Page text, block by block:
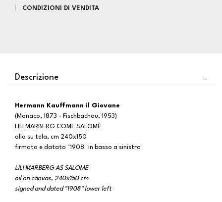
CONDIZIONI DI VENDITA
Descrizione
Hermann Kauffmann il Giovane
(Monaco, 1873 - Fischbachau, 1953)
LILI MARBERG COME SALOMÈ
olio su tela, cm 240x150
firmato e datato "1908" in basso a sinistra
LILI MARBERG AS SALOME
oil on canvas, 240x150 cm
signed and dated "1908" lower left